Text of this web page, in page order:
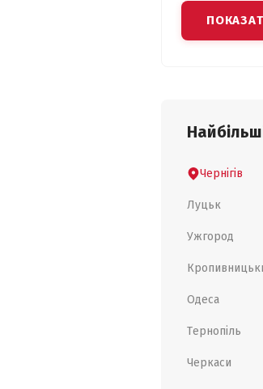
Чернігів
Луцьк
Ужгород
Одеса
Тернопіль
Черкаси